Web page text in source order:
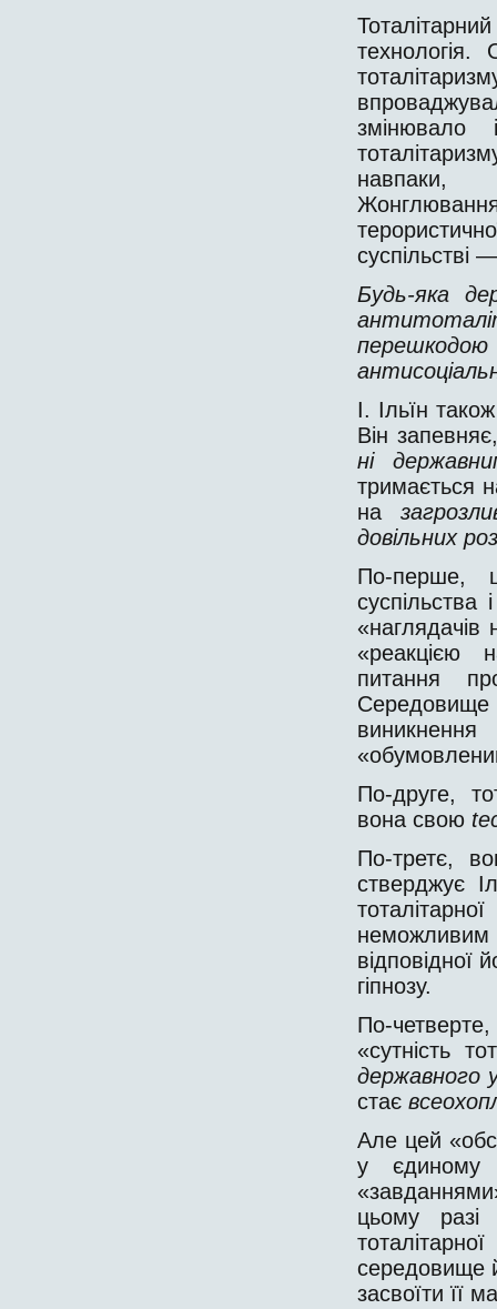
технологія.
змінювало
навпаки,
суспільстві
Будь-яка
І. Ільїн
Він
ні
тримається
на
довільних
По-перше,
суспільства
«реакцією
питання
По-друге,
вона свою
По-третє,
стверджує
неможливим
відповідної
гіпнозу.
По-
«сутність
державного
стає
Але цей
у єдиному
цьому разі
середовище
засвоїти її